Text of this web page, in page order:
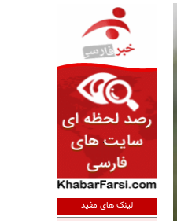
لینک های مفید